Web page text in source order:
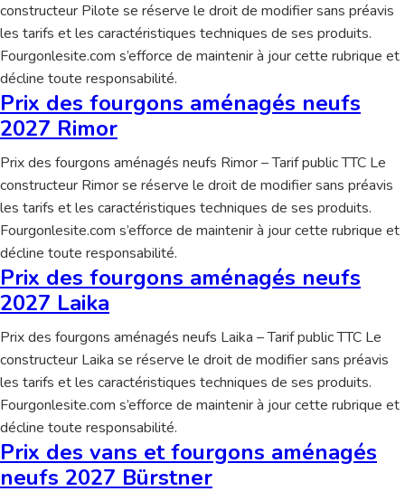
constructeur Pilote se réserve le droit de modifier sans préavis
les tarifs et les caractéristiques techniques de ses produits.
Fourgonlesite.com s’efforce de maintenir à jour cette rubrique et
décline toute responsabilité.
Prix des fourgons aménagés neufs
2027 Rimor
Prix des fourgons aménagés neufs Rimor – Tarif public TTC Le
constructeur Rimor se réserve le droit de modifier sans préavis
les tarifs et les caractéristiques techniques de ses produits.
Fourgonlesite.com s’efforce de maintenir à jour cette rubrique et
décline toute responsabilité.
Prix des fourgons aménagés neufs
2027 Laika
Prix des fourgons aménagés neufs Laika – Tarif public TTC Le
constructeur Laika se réserve le droit de modifier sans préavis
les tarifs et les caractéristiques techniques de ses produits.
Fourgonlesite.com s’efforce de maintenir à jour cette rubrique et
décline toute responsabilité.
Prix des vans et fourgons aménagés
neufs 2027 Bürstner